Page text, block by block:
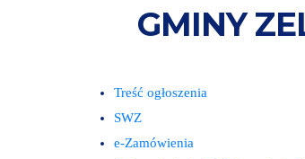
GMINY
Treść ogłoszenia
SWZ
e-Zamówienia